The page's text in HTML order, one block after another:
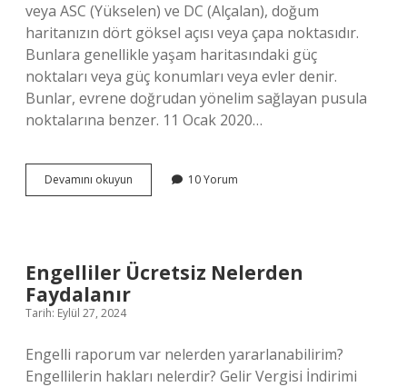
veya ASC (Yükselen) ve DC (Alçalan), doğum
haritanızın dört göksel açısı veya çapa noktasıdır.
Bunlara genellikle yaşam haritasındaki güç
noktaları veya güç konumları veya evler denir.
Bunlar, evrene doğrudan yönelim sağlayan pusula
noktalarına benzer. 11 Ocak 2020…
Devamını okuyun
Haritası
10 Yorum
Engelliler Ücretsiz Nelerden
Faydalanır
Tarih: Eylül 27, 2024
Engelli raporum var nelerden yararlanabilirim?
Engellilerin hakları nelerdir? Gelir Vergisi İndirimi